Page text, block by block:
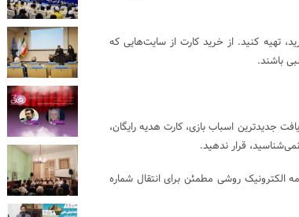
تهیه کنید. از خرید کارت از سایت‌هایی که
باشند.
جدیدترین اسباب بازی، کارت هدیه رایگان،
قرار ندهید.
الکترونیک روشی مطمئن برای انتقال شماره